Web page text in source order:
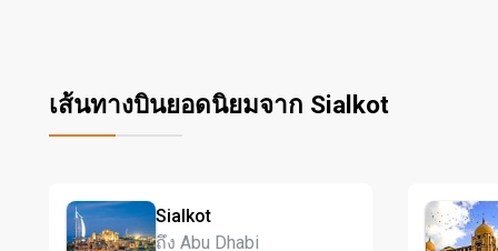
เส้นทางบินยอดนิยมจาก Sialkot
Sialkot
ถึง Abu Dhabi